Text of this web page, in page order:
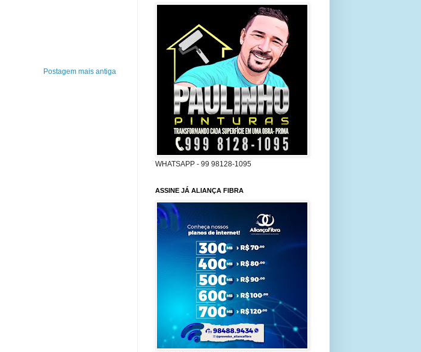
Postagem mais antiga
WHATSAPP - 99 98128-1095
ASSINE JÁ ALIANÇA FIBRA